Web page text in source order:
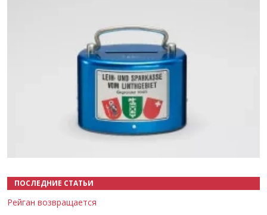
ПОСЛЕДНИЕ СТАТЬИ
Рейган возвращается